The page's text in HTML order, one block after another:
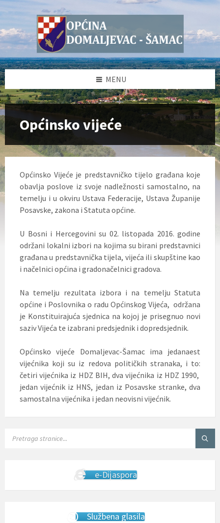
Skip
to
Skip
to
sidebar
Skip
to
MENU
Općinsko vijeće
Općinsko Vijeće je predstavničko tijelo građana koje
obavlja poslove iz svoje nadležnosti samostalno, na
temelju i u okviru Ustava Federacije, Ustava Županije
Posavske, zakona i Statuta općine.
U Bosni i Hercegovini su 02. listopada 2016. godine
održani lokalni izbori na kojima su birani predstavnici
građana u predstavnička tijela, vijeća ili skupštine kao
i načelnici općina i gradonačelnici gradova.
Na temelju rezultata izbora i na temelju Statuta
općine i Poslovnika o radu Općinskog Vijeća, održana
je Konstituirajuća sjednica na kojoj je prisegnuo novi
saziv Vijeća te izabrani predsjednik i dopredsjednik.
Općinsko vijeće Domaljevac-Šamac ima jedanaest
vijećnika koji su iz redova političkih stranaka, i to:
četiri vijećnika iz HDZ BIH, dva vijećnika iz HDZ 1990,
jedan vijećnik iz HNS, jedan iz Posavske stranke, dva
samostalna vijećnika i jedan neovisni vijećnik.
e-Dijaspora
Službena glasila